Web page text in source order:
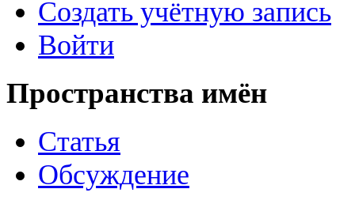
Создать учётную запись
Войти
Пространства имён
Статья
Обсуждение